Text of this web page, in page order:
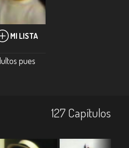
MI LISTA
pues
127 Capí­tulos